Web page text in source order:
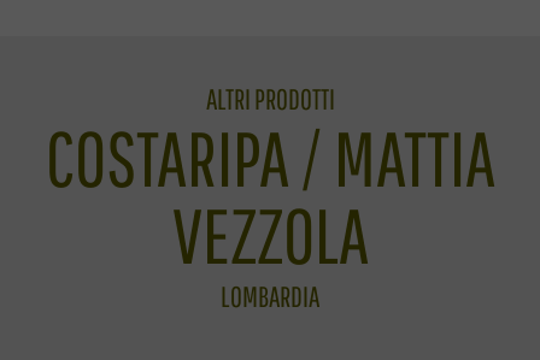
ALTRI PRODOTTI
COSTARIPA / MATTIA
VEZZOLA
LOMBARDIA